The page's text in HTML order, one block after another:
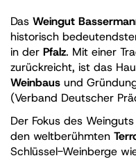
Das Weingut
historisch
in der Pfalz. Mit einer
zurückreicht, ist das
Weinbaus und
(Verband Deutscher
Der Fokus des
den weltberühmten
Schlüssel-Weinberge